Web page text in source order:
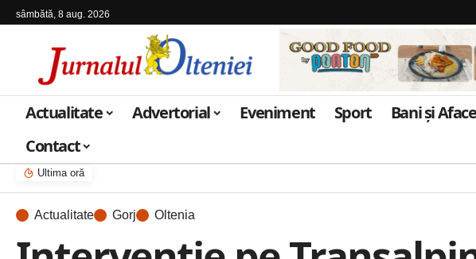
sâmbătă, 8 aug. 2026
Actualitate Advertorial Eveniment Sport Bani și
Contact
Ultima oră
Actualitate Gorj Oltenia